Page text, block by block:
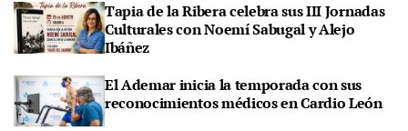
Tapia de la Ribera celebra sus III Jornadas
Culturales con Noemí Sabugal y Alejo
Ibáñez
El Ademar inicia la temporada con sus
reconocimientos médicos en Cardio León